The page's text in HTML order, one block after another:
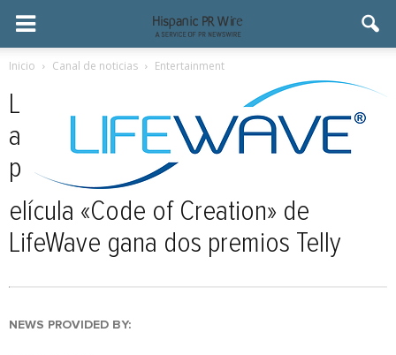
Inicio Canal de noticias Entertainment
L
a
p
elícula «Code of Creation» de
LifeWave gana dos premios Telly
NEWS PROVIDED BY: